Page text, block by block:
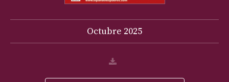
Octubre 2025